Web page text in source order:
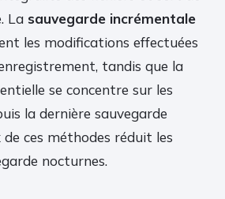
La sauvegarde incrémentale
les modifications effectuées
tandis que la
se concentre sur les
la dernière sauvegarde
ces méthodes réduit les
nocturnes.